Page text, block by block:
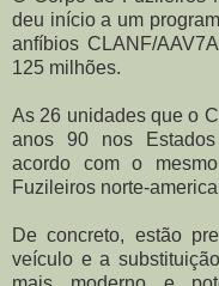
deu início a um
anfíbios CLANF/
125 milhões.
As 26 unidades que o
anos 90 nos
acordo com o
Fuzileiros norte-
De concreto, estão
veículo e a